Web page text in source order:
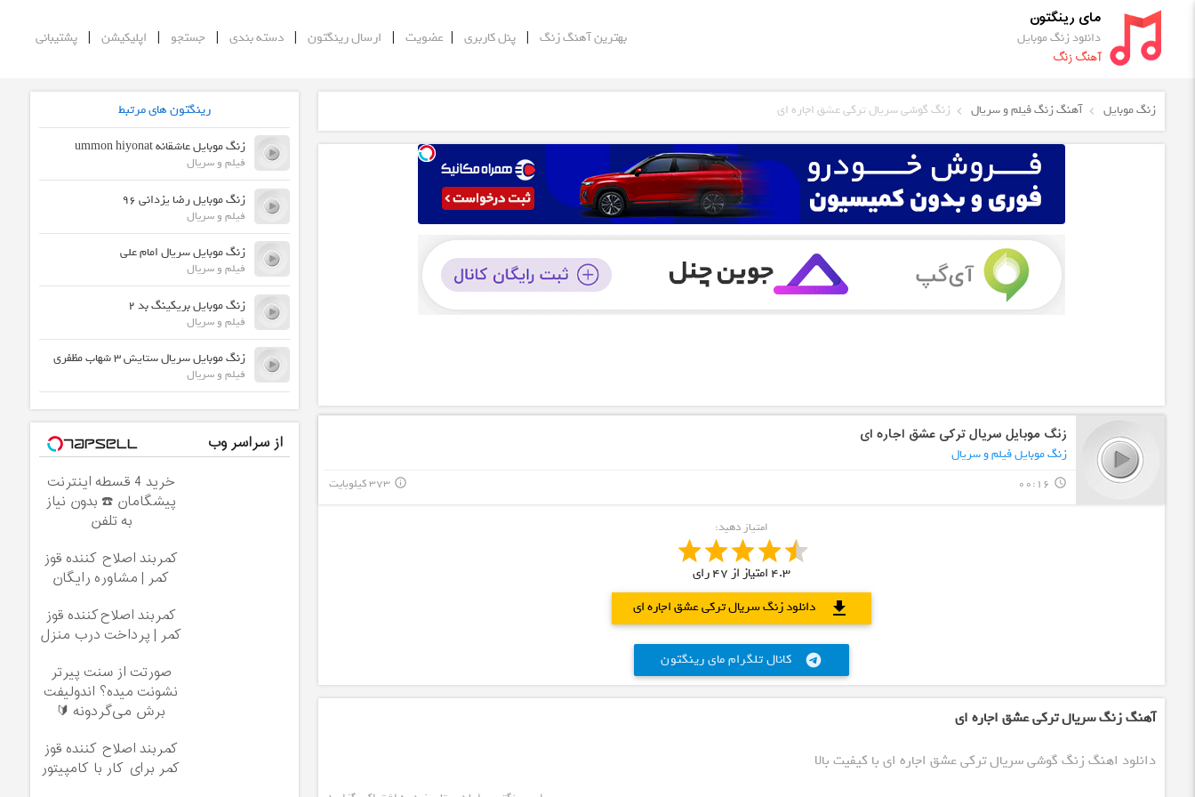
مای رینگتون
دانلود زنگ موبایل
آهنگ زنگ
بهترین آهنگ زنگ |پنل کاربری | عضویت | ارسال رینگتون |دسته بندی | جستجو | اپلیکیشن |پشتیبانی
زنگ موبایل آهنگ زنگ فیلم و سریال زنگ گوشی سریال ترکی عشق اجاره ای
زنگ موبایل سریال ترکی عشق اجاره ای
زنگ موبایل فیلم و سریال
query_builder
00:16 373 کیلوبایت info_outline
امتیاز دهید:
4.3 امتیاز از47رای
دانلود زنگ سریال ترکی عشق اجاره ای
download
کانال تلگرام مای رینگتون telegram
آهنگ زنگ سریال ترکی عشق اجاره ای
دانلود اهنگ زنگ گوشی سریال ترکی عشق اجاره ای با کیفیت بالا
رینگتون های مرتبط
زنگ موبایل عاشقانه ummon hiyonat
فیلم و سریال
زنگ موبایل رضا یزدانی 96
فیلم و سریال
زنگ موبایل سریال امام علی
فیلم و سریال
زنگ موبایل بریکینگ بد 2
فیلم و سریال
زنگ موبایل سریال ستایش 3 شهاب مظفری
فیلم و سریال
از سراسر وب
خرید 4 قسطه اینترنت
پیشگامان ☎️ بدون نیاز
به تلفن
کمربند اصلاح کننده قوز
کمر | مشاوره رایگان
کمربند اصلاح‌کننده قوز
کمر | پرداخت درب منزل
صورتت از سنت پیرتر
نشونت میده؟ اندولیفت
برش می‌گردونه 🔰
کمربند اصلاح کننده قوز
کمر برای کار با کامپیتور